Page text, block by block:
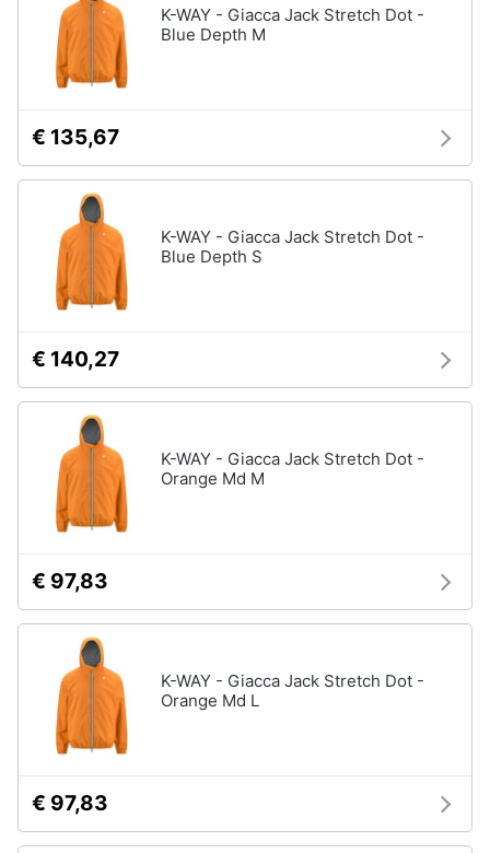
K-WAY - Giacca Jack Stretch Dot -
Blue Depth M
€ 135,67
K-WAY - Giacca Jack Stretch Dot -
Blue Depth S
€ 140,27
K-WAY - Giacca Jack Stretch Dot -
Orange Md M
€ 97,83
K-WAY - Giacca Jack Stretch Dot -
Orange Md L
€ 97,83